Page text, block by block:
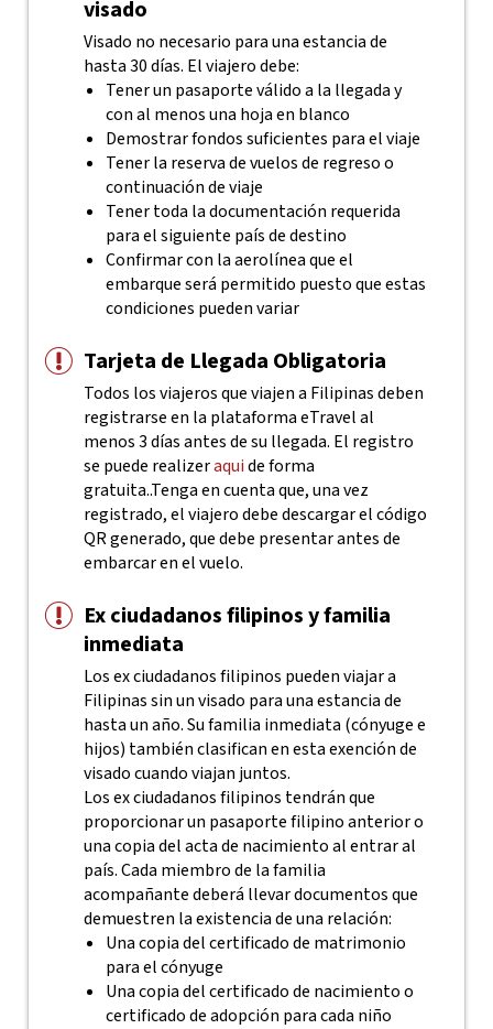
visado
Visado no necesario para una estancia de
hasta 30 días. El viajero debe:
Tener un pasaporte válido a la llegada y
con al menos una hoja en blanco
Demostrar fondos suficientes para el viaje
Tener la reserva de vuelos de regreso o
continuación de viaje
Tener toda la documentación requerida
para el siguiente país de destino
Confirmar con la aerolínea que el
embarque será permitido puesto que estas
condiciones pueden variar
Tarjeta de Llegada Obligatoria
Todos los viajeros que viajen a Filipinas deben
registrarse en la plataforma eTravel al
menos 3 días antes de su llegada. El registro
se puede realizeraquide forma
gratuita..Tenga en cuenta que, una vez
registrado, el viajero debe descargar el código
QR generado, que debe presentar antes de
embarcar en el vuelo.
Ex ciudadanos filipinos y familia
inmediata
Los ex ciudadanos filipinos pueden viajar a
Filipinas sin un visado para una estancia de
hasta un año. Su familia inmediata (cónyuge e
hijos) también clasifican en esta exención de
visado cuando viajan juntos.
Los ex ciudadanos filipinos tendrán que
proporcionar un pasaporte filipino anterior o
una copia del acta de nacimiento al entrar al
país. Cada miembro de la familia
acompañante deberá llevar documentos que
demuestren la existencia de una relación:
Una copia del certificado de matrimonio
para el cónyuge
Una copia del certificado de nacimiento o
certificado de adopción para cada niño